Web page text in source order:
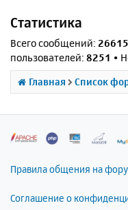
Статистика
Всего сообщений: 26615
пользователей: 8251 •
Главная Список
Правила общения на
Соглашение о